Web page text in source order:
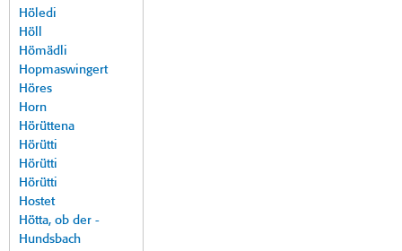
Höledi
Höll
Hömädli
Hopmaswingert
Höres
Horn
Hörüttena
Hörütti
Hörütti
Hörütti
Hostet
Hötta, ob der -
Hundsbach